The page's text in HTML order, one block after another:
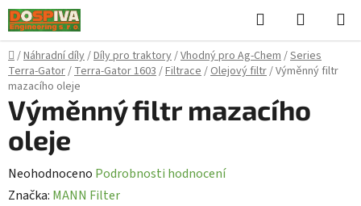
Přejít
na
obsah
Hledat
KOŠÍK
Domů
/Náhradní díly/Díly pro traktory/Vhodný pro Ag-Chem/Series
Terra-Gator/Terra-Gator 1603/Filtrace/Olejový filtr/Výměnný filtr
mazacího oleje
Výměnný filtr mazacího
oleje
Průměrné
hodnocení
Neohodnoceno Podrobnosti hodnocení
Značka: MANN Filter